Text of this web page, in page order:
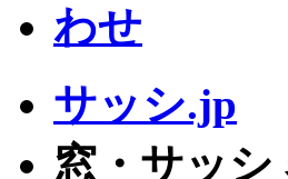
サッシ.jp
窓・サッ